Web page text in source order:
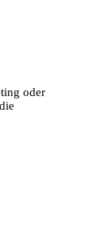
oder